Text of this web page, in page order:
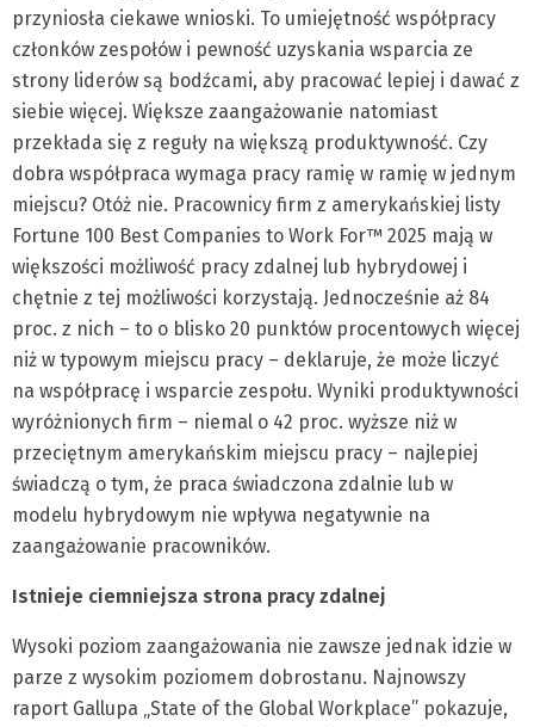
przyniosła ciekawe wnioski. To umiejętność współpracy
członków zespołów i pewność uzyskania wsparcia ze
strony liderów są bodźcami, aby pracować lepiej i dawać z
siebie więcej. Większe zaangażowanie natomiast
przekłada się z reguły na większą produktywność. Czy
dobra współpraca wymaga pracy ramię w ramię w jednym
miejscu? Otóż nie. Pracownicy firm z amerykańskiej listy
Fortune 100 Best Companies to Work For™ 2025 mają w
większości możliwość pracy zdalnej lub hybrydowej i
chętnie z tej możliwości korzystają. Jednocześnie aż 84
proc. z nich – to o blisko 20 punktów procentowych więcej
niż w typowym miejscu pracy – deklaruje, że może liczyć
na współpracę i wsparcie zespołu. Wyniki produktywności
wyróżnionych firm – niemal o 42 proc. wyższe niż w
przeciętnym amerykańskim miejscu pracy – najlepiej
świadczą o tym, że praca świadczona zdalnie lub w
modelu hybrydowym nie wpływa negatywnie na
zaangażowanie pracowników.
Istnieje ciemniejsza strona pracy zdalnej
Wysoki poziom zaangażowania nie zawsze jednak idzie w
parze z wysokim poziomem dobrostanu. Najnowszy
raport Gallupa „State of the Global Workplace” pokazuje,